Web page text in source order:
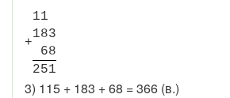
11
+
183
68
251
3) 115 + 183 + 68 = 366 (в.)